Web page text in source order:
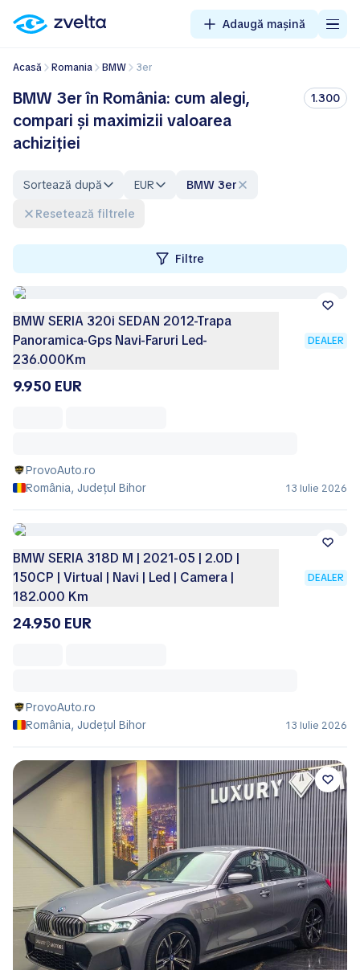
Adaugă mașină
Acasă Romania BMW 3er
BMW 3er în România: cum alegi,
compari și maximizii valoarea
achiziției
1.300
Sortează după EUR
BMW 3er
Resetează filtrele
Filtre
BMW SERIA 320i SEDAN 2012-Trapa
Panoramica-Gps Navi-Faruri Led-
236.000Km
DEALER
9.950 EUR
ProvoAuto.ro
România, Județul Bihor
13 Iulie 2026
BMW SERIA 318D M | 2021-05 | 2.0D |
150CP | Virtual | Navi | Led | Camera |
182.000 Km
DEALER
24.950 EUR
ProvoAuto.ro
România, Județul Bihor
13 Iulie 2026